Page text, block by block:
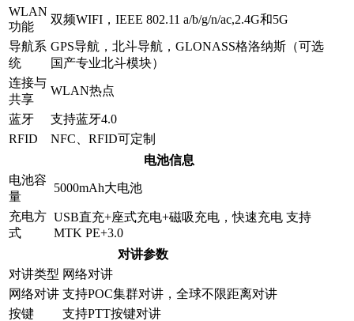
WLAN
功能
双频WIFI，IEEE 802.11 a/b/g/n/ac,2.4G和5G
导航系
统
GPS导航，北斗导航，GLONASS格洛纳斯（可选
国产专业北斗模块）
连接与
共享
WLAN热点
蓝牙
支持蓝牙4.0
RFID
NFC、RFID可定制
电池信息
电池容
量
5000mAh大电池
充电方
式
USB直充+座式充电+磁吸充电，快速充电 支持
MTK PE+3.0
对讲参数
对讲类型 网络对讲
网络对讲 支持POC集群对讲，全球不限距离对讲
按键
支持PTT按键对讲